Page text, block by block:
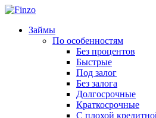
Займы
По особенностям
Без процентов
Быстрые
Под залог
Без залога
Долгосрочные
Краткосрочные
С плохой